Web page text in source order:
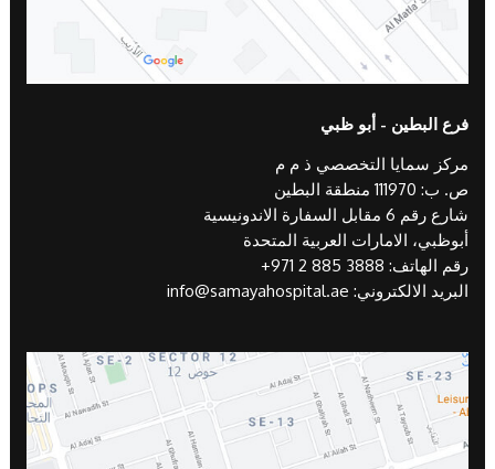
فرع البطين - أبو ظبي
مركز سمايا التخصصي ذ م م
ص. ب: 111970 منطقة البطين
شارع رقم 6 مقابل السفارة الاندونيسية
أبوظبي، الامارات العربية المتحدة
رقم الهاتف:+971 2 885 3888
البريد الالكتروني:info@samayahospital.ae